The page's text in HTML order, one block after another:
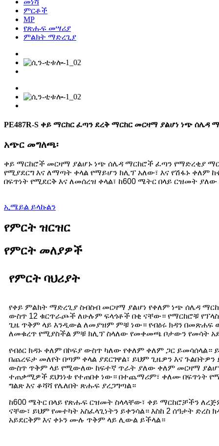
ምርቶች
MP
የጽሑፍ መሣሪያ
ምልክት ማድረጊያ
PE487R-S ቀይ ማርከር ፈጣን ደረቅ ማርከር መርዛማ ያልሆነ ነጭ ሰሌዳ
አጭር መግለጫ፡
ቀይ ማርከሮች መርዛማ ያልሆኑ ነጭ ሰሌዳ ማርከሮች ፈጣን የማድረቂያ
የሚያደርግ እና ለማጣት ቀላል የማይሆን ​​ክሊፕ አለው፣ እና የሽፋኑ ቀለም
በፍጥነት የሚደርቅ እና ለመሰረዝ ቀላል፣ ከ600 ሜትር በላይ ርዝመት
ኢሜይል ይላኩልን
የምርት ዝርዝር
የምርት መለያዎች
የምርት ባህሪያት
የቀይ ምልክት ማድረጊያ ስብስብ መርዛማ ያልሆነ የቀለም ነጭ ሰሌዳ
ውስጥ 12 ቁርጥራጮች ለሁሉም ፍላጎቶች በቂ ናቸው። የማርከሮቹ
ጊዜ ጥቅም ላይ እንዲውል ለመያዝም ምቹ ነው። የብዕሩ ክዳን በመጽሐፍ
ለመቁረጥ የሚያስችል ምቹ ክሊፕ ስላለው የመቀመጫ ቦታውን የመሳት
የብዕር ክዳኑ ቀለም በኮፍያ ውስጥ ካለው የቀለም ቀለም ጋር
በጨረፍታ መለየት በጣም ቀላል ያደርገዋል፣ ይህም ጊዜዎን እና
ውስጥ ጥቅም ላይ የሚውለው ከፍተኛ ጥራት ያለው ቀለም መርዛማ
ተጠቃሚዎች ደህንነቱ የተጠበቀ ነው። በተጨማሪም፣ ቀለሙ በፍጥነት
ግልጽ እና ቆሻሻ የሌለበት ጽሑፍ ያረጋግጣል።
ከ600 ሜትር በላይ የጽሑፍ ርዝመት ስላላቸው፣ ቀይ ማርከሮቻችን
ናቸው፣ ይህም የመተካት አስፈላጊነትን ይቀንሳል። እስከ 2 ሰዓታት ድረስ
አይደርቅም እና ቀኑን ሙሉ ጥቅም ላይ ሊውል ይችላል።